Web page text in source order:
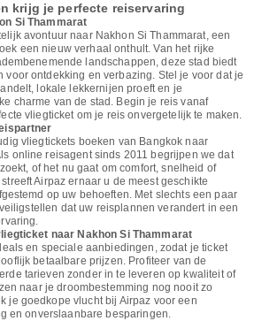
krijg je perfecte reiservaring
Si Thammarat
avontuur naar Nakhon Si Thammarat, een
een nieuw verhaal onthult. Van het rijke
landschappen, deze stad biedt
ontdekking en verbazing. Stel je voor dat je
lokale lekkernijen proeft en je
charme van de stad. Begin je reis vanaf
vliegticket om je reis onvergetelijk te maken.
vliegtickets boeken van Bangkok naar
online reisagent sinds 2011 begrijpen we dat
of het nu gaat om comfort, snelheid of
Airpaz ernaar u de meest geschikte
op uw behoeften. Met slechts een paar
dat uw reisplannen verandert in een
naar Nakhon Si Thammarat
en speciale aanbiedingen, zodat je ticket
betaalbare prijzen. Profiteer van de
tarieven zonder in te leveren op kwaliteit of
naar je droombestemming nog nooit zo
je goedkope vlucht bij Airpaz voor een
en onverslaanbare besparingen.